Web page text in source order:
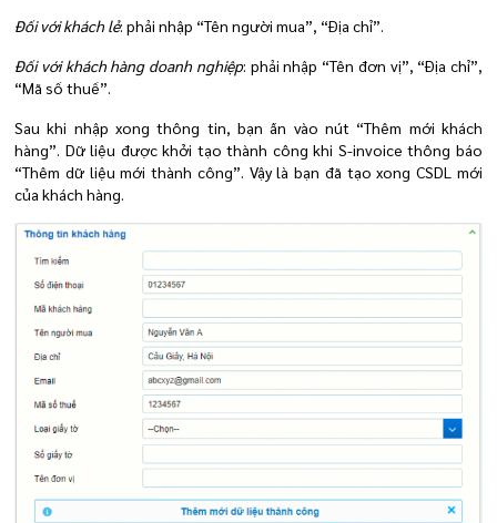
Đối với khách lẻ: phải nhập “Tên người mua”, “Địa chỉ”.
Đối với khách hàng doanh nghiệp: phải nhập “Tên đơn vị”, “Địa chỉ”,
“Mã số thuế”.
Sau khi nhập xong thông tin, bạn ấn vào nút “Thêm mới khách
hàng”. Dữ liệu được khởi tạo thành công khi S-invoice thông báo
“Thêm dữ liệu mới thành công”. Vậy là bạn đã tạo xong CSDL mới
của khách hàng.